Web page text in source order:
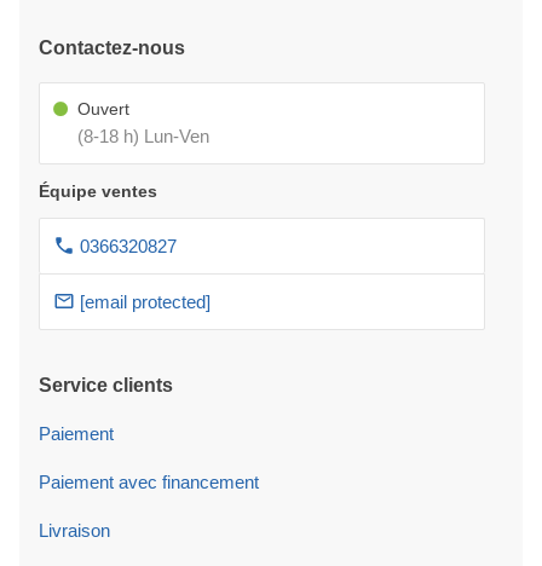
Contactez-nous
Ouvert
(8-18 h) Lun-Ven
Équipe ventes
0366320827
[email protected]
Service clients
Paiement
Paiement avec financement
Livraison